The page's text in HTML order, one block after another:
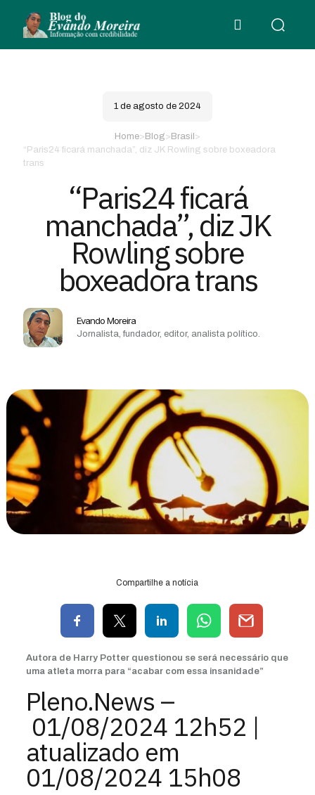
1 de agosto de 2024
Home> Blog> Brasil >
“Paris24 ficará manchada”, diz JK Rowling sobre boxeadora
trans
“Paris24 ficará
manchada”, diz JK
Rowling sobre
boxeadora trans
Evando Moreira
Jornalista, fundador, editor, analista político.
Compartilhe a notícia
Autora de Harry Potter questionou se será necessário que
uma atleta morra para “acabar com essa insanidade”
Pleno.News –
01/08/2024 12h52 |
atualizado em
01/08/2024 15h08